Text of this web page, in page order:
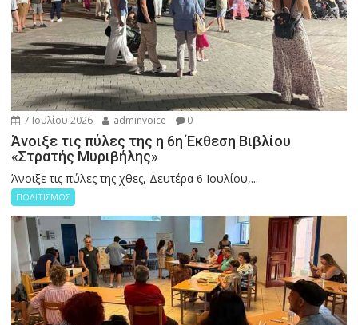
7 Ιουλίου 2026 adminvoice 0
Άνοιξε τις πύλες της η 6η Έκθεση Βιβλίου
«Στρατής Μυριβήλης»
Άνοιξε τις πύλες της χθες, Δευτέρα 6 Ιουλίου,...
ΠΟΛΙΤΙΣΜΟΣ